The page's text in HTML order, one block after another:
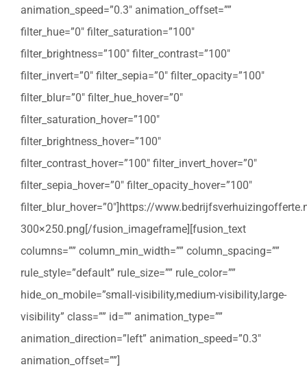
animation_speed=”0.3″ animation_offset=””
filter_hue=”0″ filter_saturation=”100″
filter_brightness=”100″ filter_contrast=”100″
filter_invert=”0″ filter_sepia=”0″ filter_opacity=”100″
filter_blur=”0″ filter_hue_hover=”0″
filter_saturation_hover=”100″
filter_brightness_hover=”100″
filter_contrast_hover=”100″ filter_invert_hover=”0″
filter_sepia_hover=”0″ filter_opacity_hover=”100″
filter_blur_hover=”0″]https://
300×250.png[/fusion_imageframe][fusion_text
columns=”” column_min_width=”” column_spacing=””
rule_style=”default” rule_size=”” rule_color=””
hide_on_mobile=”small-visibility,medium-visibility,large-
visibility” class=”” id=”” animation_type=””
animation_direction=”left” animation_speed=”0.3″
animation_offset=””]